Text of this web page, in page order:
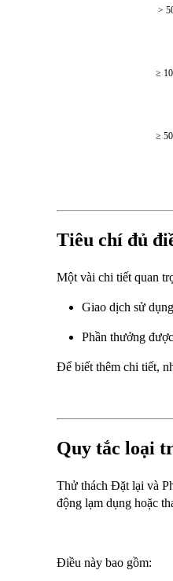
>
≥
≥
Tiêu chí đủ
Một vài chi tiết quan
Giao dịch sử dụng
Phần thưởng
Để biết thêm chi tiết,
Quy tắc loại
Thử thách Đặt lại và
động lạm dụng hoặc
Điều này bao gồm: